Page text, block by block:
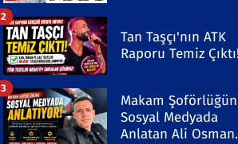
Tan Taşçı'nın ATK
Raporu Temiz
2
Makam
Sosyal Medyada
Anlatan Ali Osman
3